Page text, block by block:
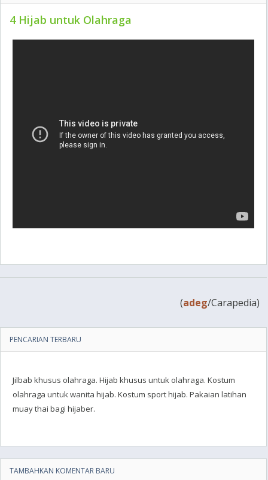
4 Hijab untuk Olahraga
(adeg/Carapedia)
PENCARIAN TERBARU
Jilbab khusus olahraga. Hijab khusus untuk olahraga. Kostum
olahraga untuk wanita hijab. Kostum sport hijab. Pakaian latihan
muay thai bagi hijaber.
TAMBAHKAN KOMENTAR BARU